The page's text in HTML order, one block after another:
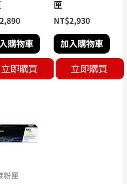
2,890
購物車
立即購買
匣
NT$2,930
加入購物車
立即購買
粉匣